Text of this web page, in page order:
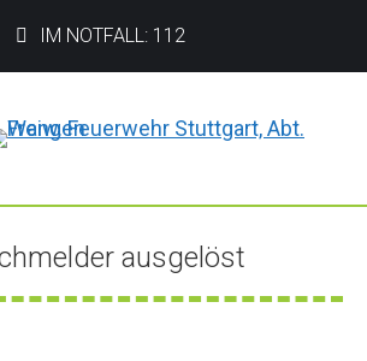
IM NOTFALL: 112
ausgelöst
Sie befinden sich hier: